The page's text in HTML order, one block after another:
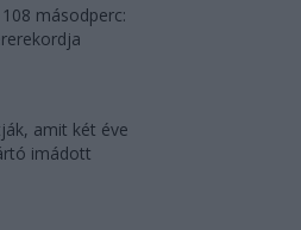
108 másodperc:
amit két éve
imádott